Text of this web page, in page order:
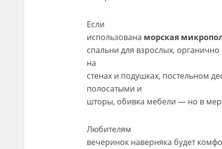
Если
использована морская
спальни для взрослых,
на
стенах и подушках, постельном
полосатыми и
шторы, обивка мебели — но в
Любителям
вечеринок наверняка будет